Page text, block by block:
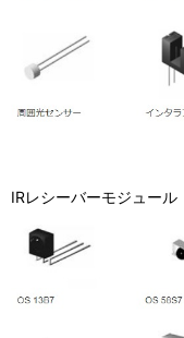
IRレシーバーモジュール